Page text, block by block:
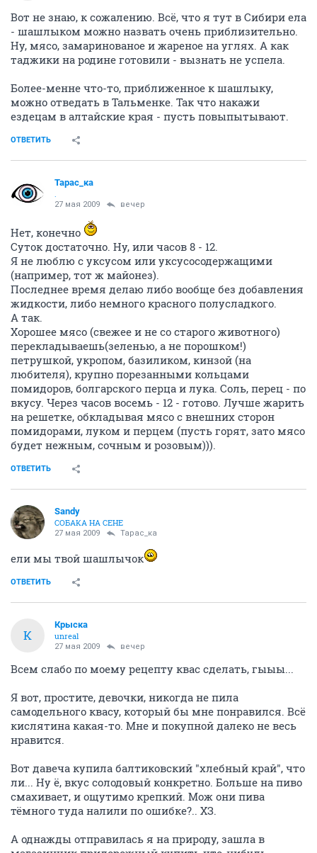
Вот не знаю, к сожалению. Всё, что я тут в Сибири ела
- шашлыком можно назвать очень приблизительно.
Ну, мясо, замаринованое и жареное на углях. А как
таджики на родине готовили - вызнать не успела.
Более-менне что-то, приближенное к шашлыку,
можно отведать в Тальменке. Так что накажи
ездецам в алтайские края - пусть повыпытывают.
ОТВЕТИТЬ
Тарас_ка
27 мая 2009 вечер
Нет, конечно
Суток достаточно. Ну, или часов 8 - 12.
Я не люблю с уксусом или уксусосодержащими
(например, тот ж майонез).
Последнее время делаю либо вообще без добавления
жидкости, либо немного красного полусладкого.
А так.
Хорошее мясо (свежее и не со старого животного)
перекладываешь(зеленью, а не порошком!)
петрушкой, укропом, базиликом, кинзой (на
любителя), крупно порезанными кольцами
помидоров, болгарского перца и лука. Соль, перец - по
вкусу. Через часов восемь - 12 - готово. Лучше жарить
на решетке, обкладывая мясо с внешних сторон
помидорами, луком и перцем (пусть горят, зато мясо
будет нежным, сочным и розовым))).
ОТВЕТИТЬ
Sandy
СОБАКА НА СЕНЕ
27 мая 2009 Тарас_ка
ели мы твой шашлычок
ОТВЕТИТЬ
К
Крыска
unreal
27 мая 2009 вечер
Всем слабо по моему рецепту квас сделать, гыыы...
Я вот, простите, девочки, никогда не пила
самодельного квасу, который бы мне понравился. Всё
кислятина какая-то. Мне и покупной далеко не весь
нравится.
Вот давеча купила балтиковский "хлебный край", что
ли... Ну ё, вкус солодовый конкретно. Больше на пиво
смахивает, и ощутимо крепкий. Мож они пива
тёмного туда налили по ошибке?.. ХЗ.
А однажды отправилась я на природу, зашла в